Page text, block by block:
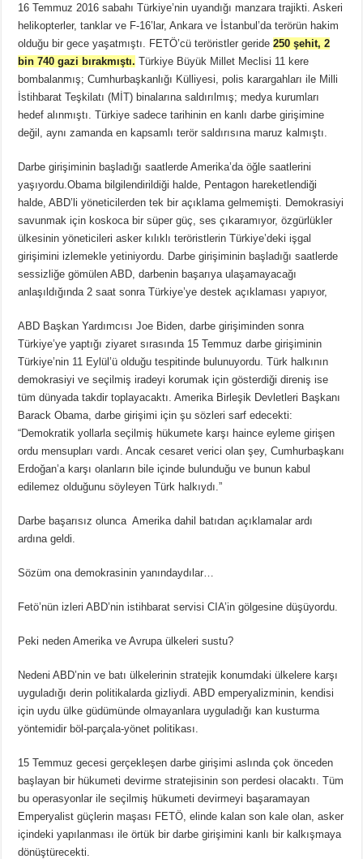
16 Temmuz 2016 sabahı Türkiye’nin uyandığı manzara trajikti. Askeri
helikopterler, tanklar ve F-16’lar, Ankara ve İstanbul’da terörün hakim
olduğu bir gece yaşatmıştı. FETÖ’cü teröristler geride250 şehit, 2
bin 740 gazi bırakmıştı. Türkiye Büyük Millet Meclisi 11 kere
bombalanmış; Cumhurbaşkanlığı Külliyesi, polis karargahları ile Milli
İstihbarat Teşkilatı (MİT) binalarına saldırılmış; medya kurumları
hedef alınmıştı. Türkiye sadece tarihinin en kanlı darbe girişimine
değil, aynı zamanda en kapsamlı terör saldırısına maruz kalmıştı.
Darbe girişiminin başladığı saatlerde Amerika’da öğle saatlerini
yaşıyordu.Obama bilgilendirildiği halde, Pentagon hareketlendiği
halde, ABD’li yöneticilerden tek bir açıklama gelmemişti. Demokrasiyi
savunmak için koskoca bir süper güç, ses çıkaramıyor, özgürlükler
ülkesinin yöneticileri asker kılıklı teröristlerin Türkiye’deki işgal
girişimini izlemekle yetiniyordu. Darbe girişiminin başladığı saatlerde
sessizliğe gömülen ABD, darbenin başarıya ulaşamayacağı
anlaşıldığında 2 saat sonra Türkiye’ye destek açıklaması yapıyor,
ABD Başkan Yardımcısı Joe Biden, darbe girişiminden sonra
Türkiye’ye yaptığı ziyaret sırasında 15 Temmuz darbe girişiminin
Türkiye’nin 11 Eylül’ü olduğu tespitinde bulunuyordu. Türk halkının
demokrasiyi ve seçilmiş iradeyi korumak için gösterdiği direniş ise
tüm dünyada takdir toplayacaktı. Amerika Birleşik Devletleri Başkanı
Barack Obama, darbe girişimi için şu sözleri sarf edecekti:
“Demokratik yollarla seçilmiş hükumete karşı haince eyleme girişen
ordu mensupları vardı. Ancak cesaret verici olan şey, Cumhurbaşkanı
Erdoğan’a karşı olanların bile içinde bulunduğu ve bunun kabul
edilemez olduğunu söyleyen Türk halkıydı.”
Darbe başarısız olunca Amerika dahil batıdan açıklamalar ardı
ardına geldi.
Sözüm ona demokrasinin yanındaydılar…
Fetö’nün izleri ABD’nin istihbarat servisi CIA’in gölgesine düşüyordu.
Peki neden Amerika ve Avrupa ülkeleri sustu?
Nedeni ABD’nin ve batı ülkelerinin stratejik konumdaki ülkelere karşı
uyguladığı derin politikalarda gizliydi. ABD emperyalizminin, kendisi
için uydu ülke güdümünde olmayanlara uyguladığı kan kusturma
yöntemidir böl-parçala-yönet politikası.
15 Temmuz gecesi gerçekleşen darbe girişimi aslında çok önceden
başlayan bir hükumeti devirme stratejisinin son perdesi olacaktı. Tüm
bu operasyonlar ile seçilmiş hükumeti devirmeyi başaramayan
Emperyalist güçlerin maşası FETÖ, elinde kalan son kale olan, asker
içindeki yapılanması ile örtük bir darbe girişimini kanlı bir kalkışmaya
dönüştürecekti.